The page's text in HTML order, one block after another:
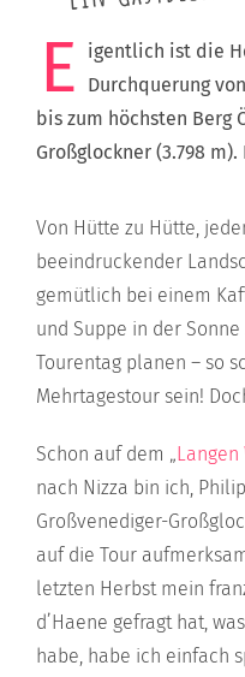
E
igentlich ist die
Durchquerung
bis zum höchsten Berg
Großglockner (3.798
Von Hütte zu Hütte,
beeindruckender
gemütlich bei einem
und Suppe in der
Tourentag planen – so
Mehrtagestour sein!
Schon auf dem „Langen
nach Nizza bin ich,
Großvenediger-
auf die Tour
letzten Herbst mein
d’Haene gefragt hat,
habe, habe ich einfach